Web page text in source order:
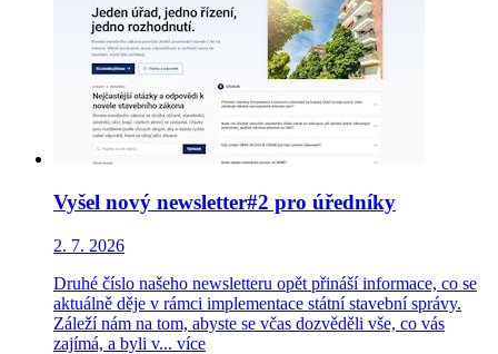
Vyšel nový newsletter#2 pro úředníky
2. 7. 2026
Druhé číslo našeho newsletteru opět přináší informace, co se
aktuálně děje v rámci implementace státní stavební správy.
Záleží nám na tom, abyste se včas dozvěděli vše, co vás
zajímá, a byli v... více